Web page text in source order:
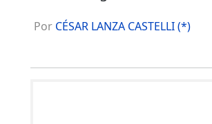
Por CÉSAR LANZA CASTELLI (*)